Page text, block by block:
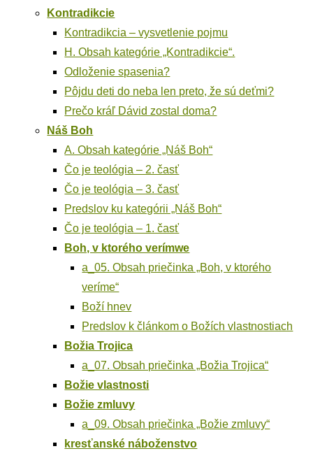
Kon­tra­dik­cie
Kon­tra­dik­cia – vysvet­le­nie pojmu
H. Obsah kate­gó­rie „Kon­tra­dik­cie“.
Odlo­že­nie spasenia?
Pôj­du deti do neba len pre­to, že sú deťmi?
Pre­čo kráľ Dávid zostal doma?
Náš Boh
A. Obsah kate­gó­rie „Náš Boh“
Čo je teoló­gia – 2. časť
Čo je teoló­gia – 3. časť
Pred­slov ku kate­gó­rii „Náš Boh“
Čo je teoló­gia – 1. časť
Boh, v kto­ré­ho verímwe
a_05. Obsah prie­čin­ka „Boh, v kto­ré­ho
veríme“
Boží hnev
Pred­slov k člán­kom o Božích vlastnostiach
Božia Tro­j­i­ca
a_07. Obsah prie­čin­ka „Božia Trojica“
Božie vlast­nos­ti
Božie zmlu­vy
a_09. Obsah prie­čin­ka „Božie zmluvy“
kres­ťan­ské náboženstvo